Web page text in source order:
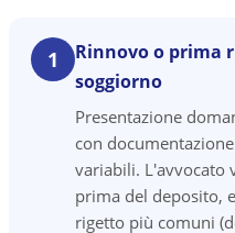
1
Rinnovo o prima
soggiorno
Presentazione
con
variabili. L'avvocato
prima del deposito,
rigetto più comuni